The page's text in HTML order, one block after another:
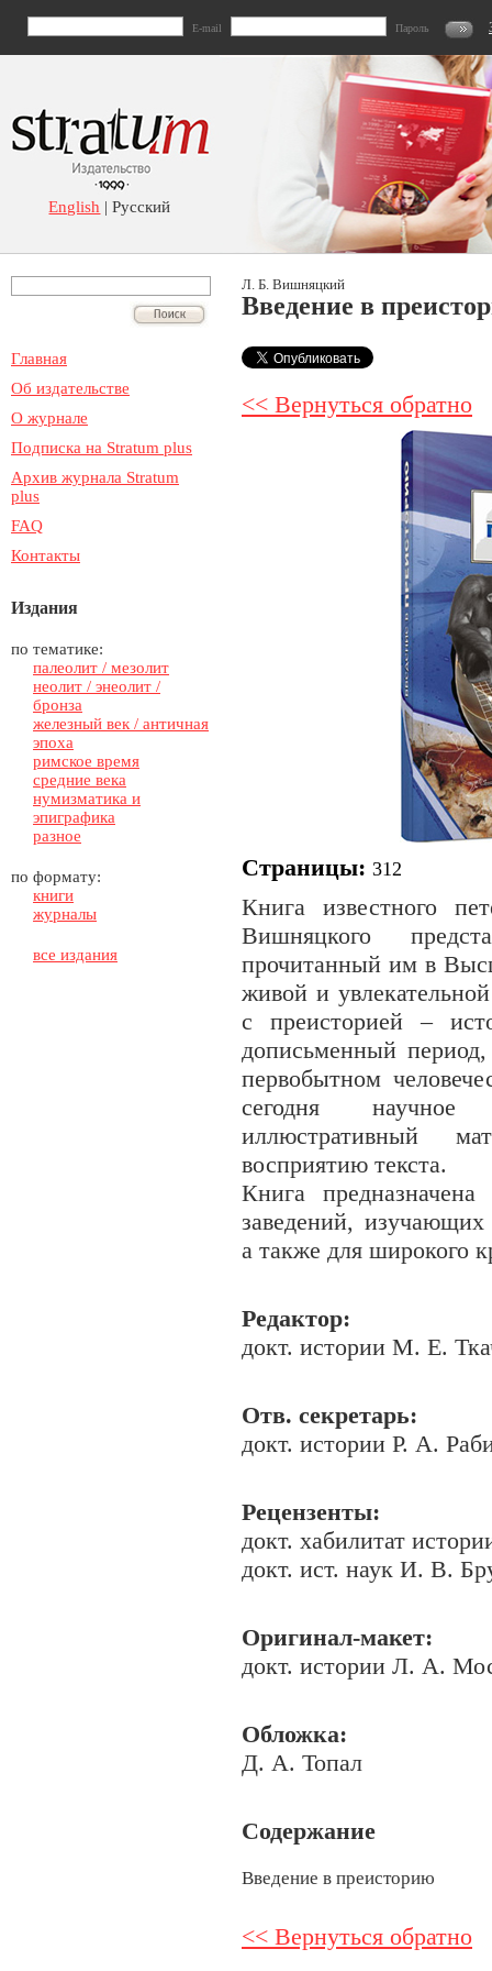
E-mail Пароль
English | Русский
Главная
Об издательстве
О журнале
Подписка на Stratum plus
Архив журнала Stratum
plus
FAQ
Контакты
Издания
по тематике:
палеолит / мезолит
неолит / энеолит /
бронза
железный век / античная
эпоха
римское время
средние века
нумизматика и
эпиграфика
разное
по формату:
книги
журналы
все издания
Л. Б. Вишняцкий
Введение в
<< Вернуться обратно
Страницы: 312
Книга известного
Вишняцкого
прочитанный им в
живой и
с преисторией –
дописьменный
первобытном
сегодня научное
иллюстративный
восприятию текста.
Книга
заведений,
а также для широкого
Редактор:
докт. истории М. Е.
Отв. секретарь:
докт. истории Р. А.
Рецензенты:
докт. хабилитат
докт. ист. наук И. В.
Оригинал-макет:
докт. истории Л. А.
Обложка:
Д. А. Топал
Содержание
Введение в преисторию
<< Вернуться обратно